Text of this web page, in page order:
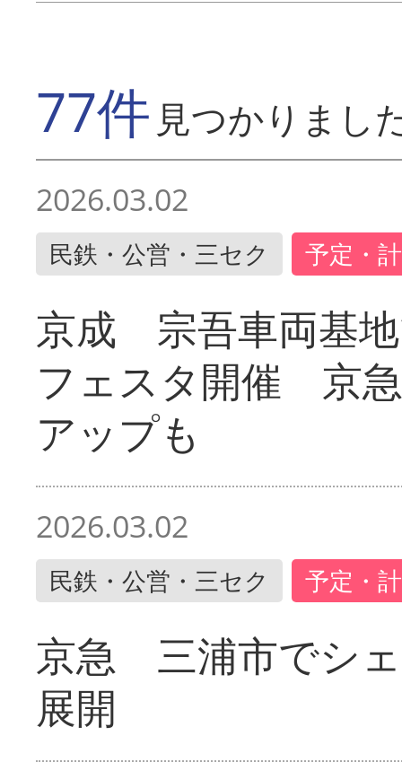
77件 見つかりまし
2026.03.02
民鉄・公営・三セク 予定・
京成 宗吾車両基
フェスタ開催 京
アップも
2026.03.02
民鉄・公営・三セク 予定・
京急 三浦市でシ
展開